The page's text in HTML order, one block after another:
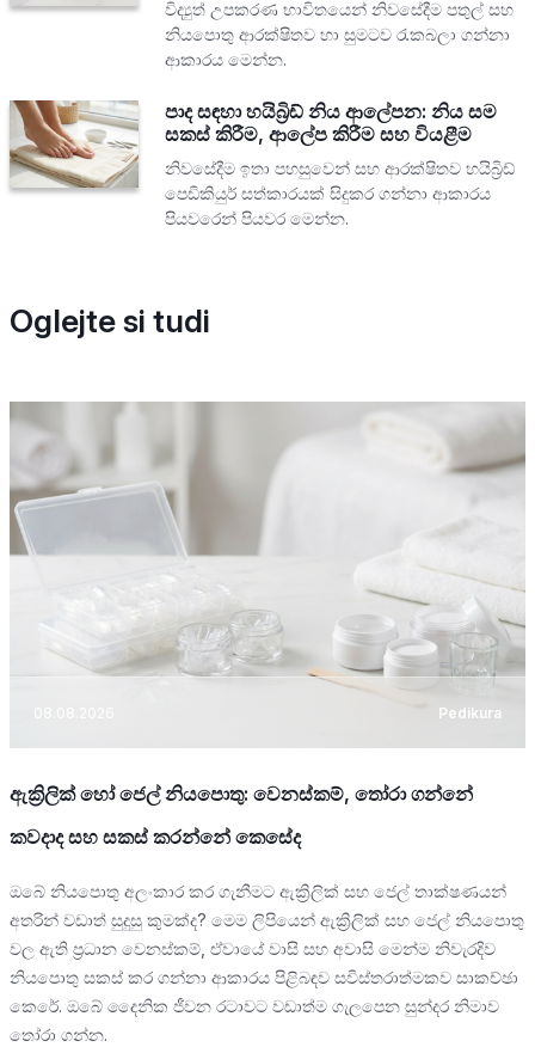
විද්‍යුත් උපකරණ භාවිතයෙන් නිවසේදීම පතුල් සහ
නියපොතු ආරක්ෂිතව හා සුමටව රැකබලා ගන්නා
ආකාරය මෙන්න.
පාද සඳහා හයිබ්‍රිඩ් නිය ආලේපන: නිය සම
සකස් කිරීම, ආලේප කිරීම සහ වියළීම
නිවසේදීම ඉතා පහසුවෙන් සහ ආරක්ෂිතව හයිබ්‍රිඩ්
පෙඩිකියුර් සත්කාරයක් සිදුකර ගන්නා ආකාරය
පියවරෙන් පියවර මෙන්න.
Oglejte si tudi
Pedikura
ඇක්‍රිලික් හෝ ජෙල් නියපොතු: වෙනස්කම්, තෝරා ගන්නේ
කවදාද සහ සකස් කරන්නේ කෙසේද
ඔබේ නියපොතු අලංකාර කර ගැනීමට ඇක්‍රිලික් සහ ජෙල් තාක්ෂණයන්
අතරින් වඩාත් සුදුසු කුමක්ද? මෙම ලිපියෙන් ඇක්‍රිලික් සහ ජෙල් නියපොතු
වල ඇති ප්‍රධාන වෙනස්කම්, ඒවායේ වාසි සහ අවාසි මෙන්ම නිවැරදිව
නියපොතු සකස් කර ගන්නා ආකාරය පිළිබඳව සවිස්තරාත්මකව සාකච්ඡා
කෙරේ. ඔබේ දෛනික ජීවන රටාවට වඩාත්ම ගැලපෙන සුන්දර නිමාව
තෝරා ගන්න.